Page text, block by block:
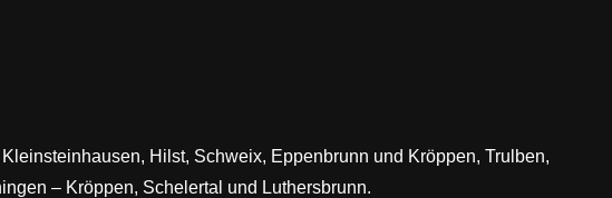
Hilst, Schweix, Eppenbrunn und Kröppen, Trulben,
– Kröppen, Schelertal und Luthersbrunn.